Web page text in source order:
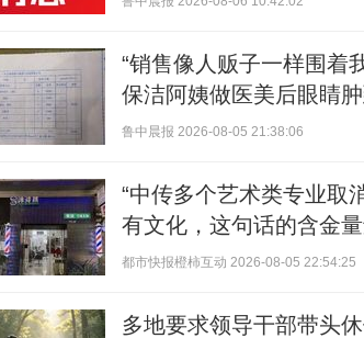
“销售像人贩子一样围着
保洁阿姨做医美后眼睛
鲁中晨报 2026-08-05 21:38:06
“中传多个艺术类专业取
有文化，这句话的含金
都市快报橙柿互动 2026-08-05 22:54:25
多地要求领导干部带头